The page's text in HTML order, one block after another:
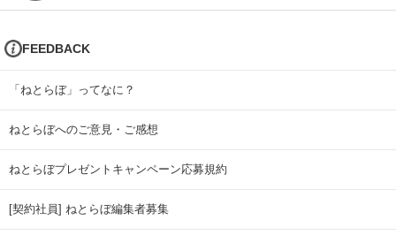
FEEDBACK
「ねとらぼ」ってなに？
ねとらぼへのご意見・ご感想
ねとらぼプレゼントキャンペーン応募規約
[契約社員] ねとらぼ編集者募集